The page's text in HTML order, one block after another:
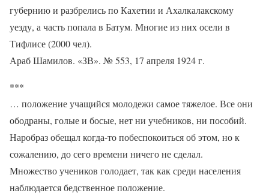
губернию и разбрелись по Кахетии и Ахалкалакскому
уезду, а часть попала в Батум. Многие из них осели в
Тифлисе (2000 чел).
Араб Шамилов. «ЗВ». № 553, 17 апреля 1924 г.
***
… положение учащийся молодежи самое тяжелое. Все они
ободраны, голые и босые, нет ни учебников, ни пособий.
Наробраз обещал когда-то побеспокоиться об этом, но к
сожалению, до сего времени ничего не сделал.
Множество учеников голодает, так как среди населения
наблюдается бедственное положение.